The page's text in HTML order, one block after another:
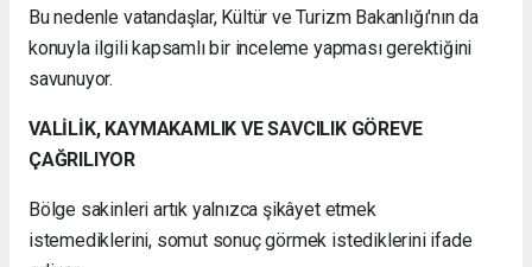
Bu nedenle vatandaşlar, Kültür ve Turizm Bakanlığı'nın da
konuyla ilgili kapsamlı bir inceleme yapması gerektiğini
savunuyor.
VALİLİK, KAYMAKAMLIK VE SAVCILIK GÖREVE
ÇAĞRILIYOR
Bölge sakinleri artık yalnızca şikâyet etmek
istemediklerini, somut sonuç görmek istediklerini ifade